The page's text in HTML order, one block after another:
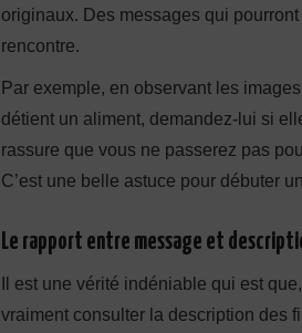
originaux. Des messages qui
rencontre.
Par exemple, en observant les
détient un aliment, demandez-lui si
rassure que vous ne passerez pas
C’est une belle astuce pour débuter
Le rapport entre message et
Il est une vérité indéniable qui est
vraiment consulter la description des